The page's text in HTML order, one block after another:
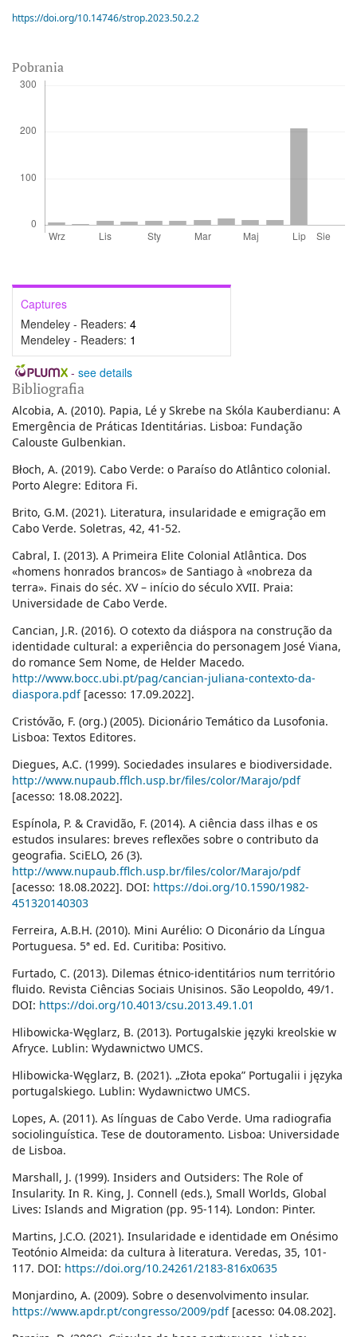
https://doi.org/10.14746/strop.2023.50.2.2
Pobrania
Captures
Mendeley - Readers: 4
Mendeley - Readers: 1
- see details
Bibliografia
Alcobia, A. (2010). Papia, Lé y Skrebe na Skóla Kauberdianu: A
Emergência de Práticas Identitárias. Lisboa: Fundação
Calouste Gulbenkian.
Błoch, A. (2019). Cabo Verde: o Paraíso do Atlântico colonial.
Porto Alegre: Editora Fi.
Brito, G.M. (2021). Literatura, insularidade e emigração em
Cabo Verde. Soletras, 42, 41-52.
Cabral, I. (2013). A Primeira Elite Colonial Atlântica. Dos
«homens honrados brancos» de Santiago à «nobreza da
terra». Finais do séc. XV – início do século XVII. Praia:
Universidade de Cabo Verde.
Cancian, J.R. (2016). O cotexto da diáspora na construção da
identidade cultural: a experiência do personagem José Viana,
do romance Sem Nome, de Helder Macedo.
http://www.bocc.ubi.pt/pag/cancian-juliana-contexto-da-
diaspora.pdf[acesso: 17.09.2022].
Cristóvão, F. (org.) (2005). Dicionário Temático da Lusofonia.
Lisboa: Textos Editores.
Diegues, A.C. (1999). Sociedades insulares e biodiversidade.
http://www.nupaub.fflch.usp.br/files/color/Marajo/pdf
[acesso: 18.08.2022].
Espínola, P. & Cravidão, F. (2014). A ciência dass ilhas e os
estudos insulares: breves reflexões sobre o contributo da
geografia. SciELO, 26 (3).
http://www.nupaub.fflch.usp.br/files/color/Marajo/pdf
[acesso: 18.08.2022]. DOI: https://doi.org/10.1590/1982-
451320140303
Ferreira, A.B.H. (2010). Mini Aurélio: O Diconário da Língua
Portuguesa. 5ª ed. Ed. Curitiba: Positivo.
Furtado, C. (2013). Dilemas étnico-identitários num território
fluido. Revista Ciências Sociais Unisinos. São Leopoldo, 49/1.
DOI: https://doi.org/10.4013/csu.2013.49.1.01
Hlibowicka-Węglarz, B. (2013). Portugalskie języki kreolskie w
Afryce. Lublin: Wydawnictwo UMCS.
Hlibowicka-Węglarz, B. (2021). „Złota epoka” Portugalii i języka
portugalskiego. Lublin: Wydawnictwo UMCS.
Lopes, A. (2011). As línguas de Cabo Verde. Uma radiografia
sociolinguística. Tese de doutoramento. Lisboa: Universidade
de Lisboa.
Marshall, J. (1999). Insiders and Outsiders: The Role of
Insularity. In R. King, J. Connell (eds.), Small Worlds, Global
Lives: Islands and Migration (pp. 95-114). London: Pinter.
Martins, J.C.O. (2021). Insularidade e identidade em Onésimo
Teotónio Almeida: da cultura à literatura. Veredas, 35, 101-
117. DOI: https://doi.org/10.24261/2183-816x0635
Monjardino, A. (2009). Sobre o desenvolvimento insular.
https://www.apdr.pt/congresso/2009/pdf[acesso: 04.08.202].